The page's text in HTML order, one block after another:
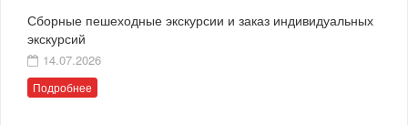
Сборные пешеходные экскурсии и заказ индивидуальных
экскурсий
14.07.2026
Подробнее